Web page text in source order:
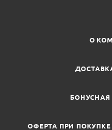
О
ОФЕРТА ПРИ